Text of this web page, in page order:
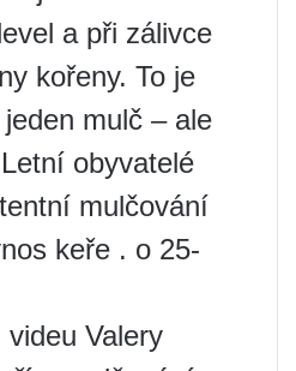
a při zálivce
kořeny. To je
mulč – ale
obyvatelé
mulčování
keře . o 25-
Valery